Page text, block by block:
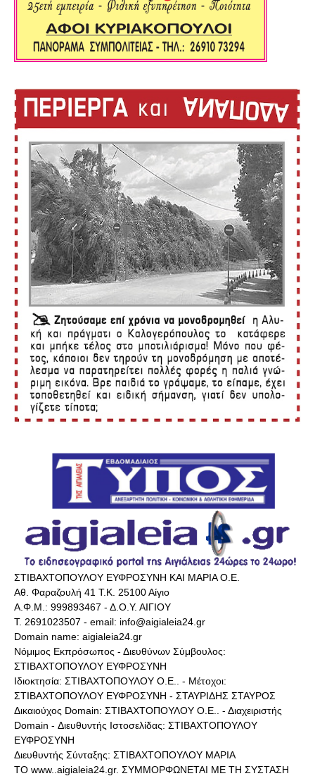
ΣΤΙΒΑΧΤΟΠΟΥΛΟΥ ΕΥΦΡΟΣΥΝΗ ΚΑΙ ΜΑΡΙΑ Ο.Ε.
Αθ. Φαραζουλή 41 Τ.Κ. 25100 Αίγιο
Α.Φ.Μ.: 999893467 - Δ.Ο.Υ. ΑΙΓΙΟΥ
Τ. 2691023507 - email: info@aigialeia24.gr
Domain name: aigialeia24.gr
Νόμιμος Εκπρόσωπος - Διευθύνων Σύμβουλος:
ΣΤΙΒΑΧΤΟΠΟΥΛΟΥ ΕΥΦΡΟΣΥΝΗ
Ιδιοκτησία: ΣΤΙΒΑΧΤΟΠΟΥΛΟΥ Ο.Ε.. - Μέτοχοι:
ΣΤΙΒΑΧΤΟΠΟΥΛΟΥ ΕΥΦΡΟΣΥΝΗ - ΣΤΑΥΡΙΔΗΣ ΣΤΑΥΡΟΣ
Δικαιούχος Domain: ΣΤΙΒΑΧΤΟΠΟΥΛΟΥ Ο.Ε.. - Διαχειριστής
Domain - Διευθυντής Ιστοσελίδας: ΣΤΙΒΑΧΤΟΠΟΥΛΟΥ
ΕΥΦΡΟΣΥΝΗ
Διευθυντής Σύνταξης: ΣΤΙΒΑΧΤΟΠΟΥΛΟΥ ΜΑΡΙΑ
ΤΟ www..aigialeia24.gr. ΣΥΜΜΟΡΦΩΝΕΤΑΙ ΜΕ ΤΗ ΣΥΣΤΑΣΗ